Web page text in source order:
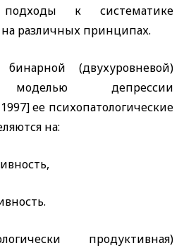
к систематике
различных принципах.
(двухуровневой)
моделью депрессии
ее психопатологические
на:
продуктивная)